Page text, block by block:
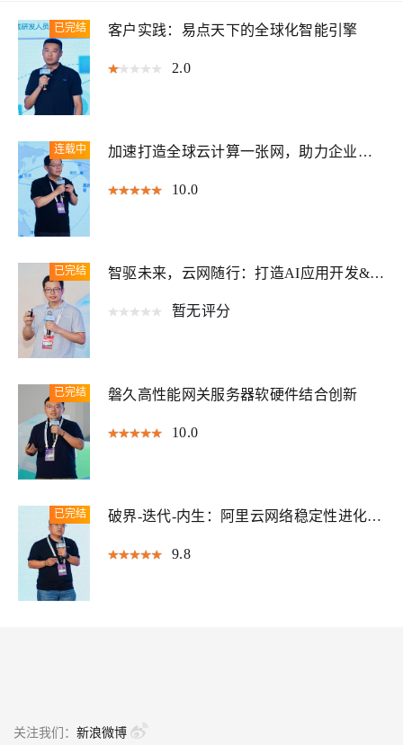
一张图看懂阿里云网络产品【四】NAT网关 14043
聊一聊负载均衡SLB的DDoS防护
已完结 客户实践：易点天下的全球化智能引擎
2.0
连载中
加速打造全球云计算一张网，助力企业出
10.0
已完结
智驱未来，云网随行：打造AI应用开发&交
暂无评分
已完结 磐久高性能网关服务器软硬件结合创新
10.0
已完结
破界-迭代-内生：阿里云网络稳定性进化之
9.8
关注我们： 新浪微博